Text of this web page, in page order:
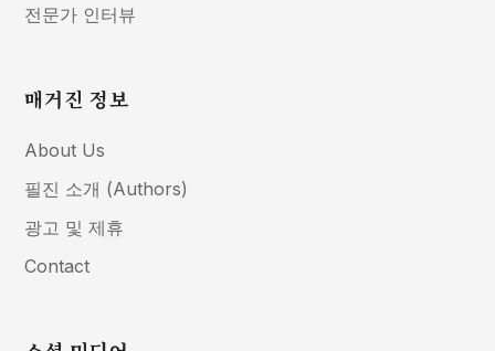
전문가 인터뷰
매거진 정보
About Us
필진 소개 (Authors)
광고 및 제휴
Contact